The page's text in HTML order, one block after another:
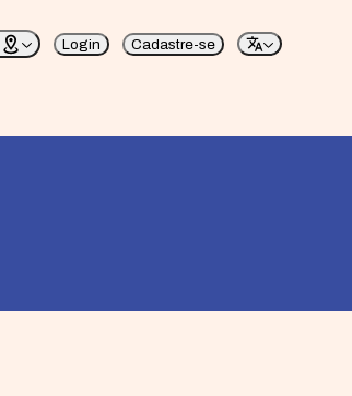
Login Cadastre-se